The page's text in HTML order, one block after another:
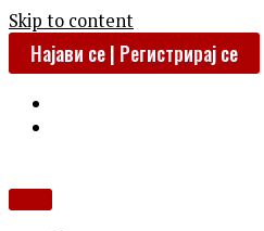
Skip to content
Најави се | Регистрирај се